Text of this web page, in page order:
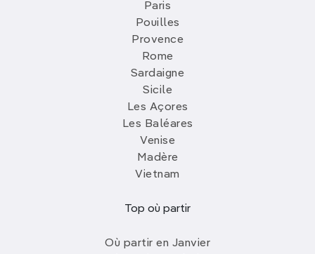
Paris
Pouilles
Provence
Rome
Sardaigne
Sicile
Les Açores
Les Baléares
Venise
Madère
Vietnam
Top où partir
Où partir en Janvier